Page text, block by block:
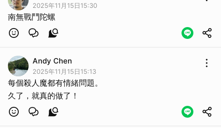
2025年11月15日15:30
南無戰鬥陀螺
Andy Chen
2025年11月15日15:13
每個殺人魔都有情緒問題。
久了，就真的做了！